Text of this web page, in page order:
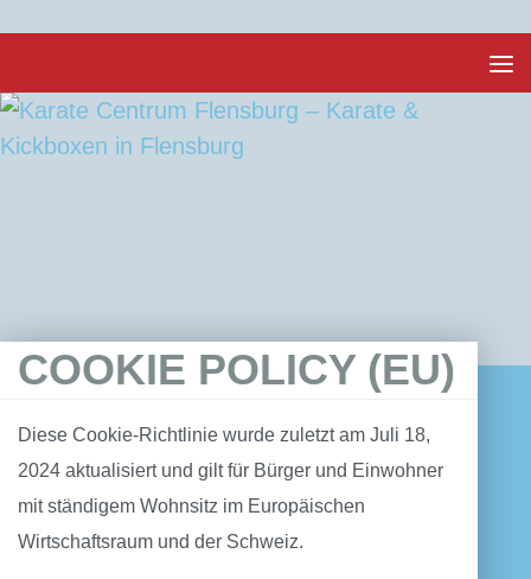
Unter dem Inhalt
COOKIE POLICY (EU)
Diese Cookie-Richtlinie wurde zuletzt am Juli 18,
2024 aktualisiert und gilt für Bürger und Einwohner
mit ständigem Wohnsitz im Europäischen
Wirtschaftsraum und der Schweiz.